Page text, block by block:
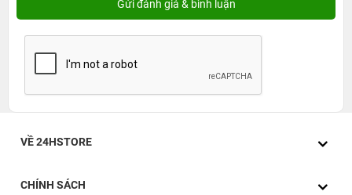
dạng để người dùng lựa chọn theo sở thích cá nhân.
VỀ 24HSTORE
CHÍNH SÁCH